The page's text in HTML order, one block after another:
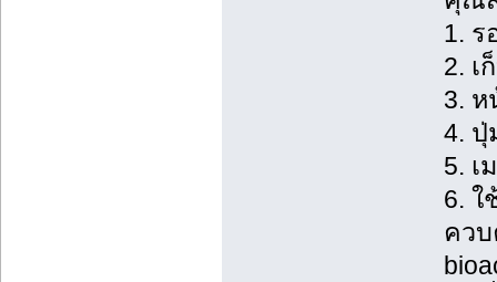
1. ร
2. เ
3. ห
4.
5. เ
6. ใ
ควบ